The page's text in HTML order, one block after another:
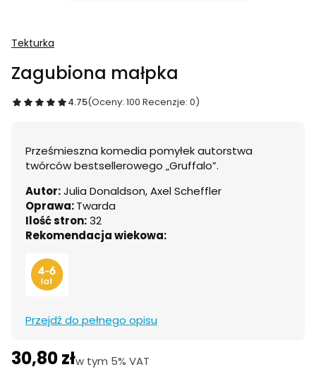
Tekturka
Zagubiona małpka
4.75(Oceny: 100 Recenzje: 0)
Prześmieszna komedia pomyłek autorstwa
twórców bestsellerowego „Gruffalo”.
Autor:Julia Donaldson, Axel Scheffler
Oprawa:Twarda
Ilość stron:32
Rekomendacja wiekowa:
Przejdź do pełnego opisu
30,80 złw tym 5% VAT
w tym 5% VAT